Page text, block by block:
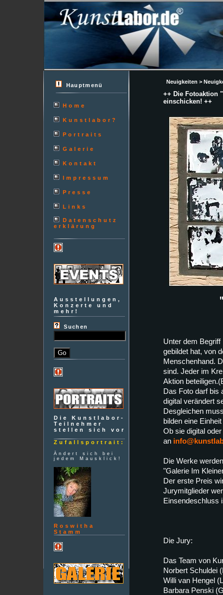
Hauptmenü
Home
Kunstlabor?
Portraits
Galerie
Kontakt
Impressum
Presse
Links
Datenschutz
erklärung
Ausstellungen,
Konzerte und
mehr!
Suchen
Die Kunstlabor-
Teilnehmer
stellen sich vor
Zufallsportrait:
Ändert sich bei
jedem Mausklick!
Roswitha
Stamm
Neuigkeiten >
++ Die Fotoaktion
einschicken! ++
Unter dem Begriff
gebildet hat, von
Menschenhand.
sind. Jeder im
Aktion
Das Foto darf bis
digital verändert
Desgleichen
bilden eine
Ob sie digital
an
Die Werke
"Galerie Im
Der erste Preis
Jurymitglieder
Einsendeschluss
Die Jury:
Das Team von
Norbert Schuldei
Willi van Hengel
Barbara Penski